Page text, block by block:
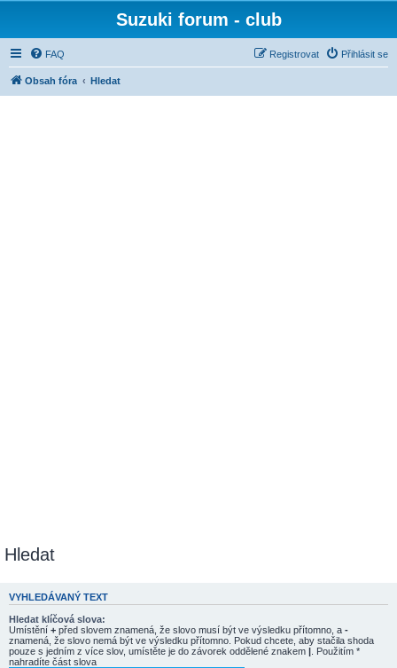
Suzuki forum - club
FAQ Přihlásit se
Registrovat
Obsah fóra Hledat
Hledat
VYHLEDÁVANÝ TEXT
Hledat klíčová slova:
Umístění + před slovem znamená, že slovo musí být ve výsledku přítomno, a -
znamená, že slovo nemá být ve výsledku přítomno. Pokud chcete, aby stačila shoda
pouze s jedním z více slov, umístěte je do závorek oddělené znakem | . Použitím *
nahradíte část slova